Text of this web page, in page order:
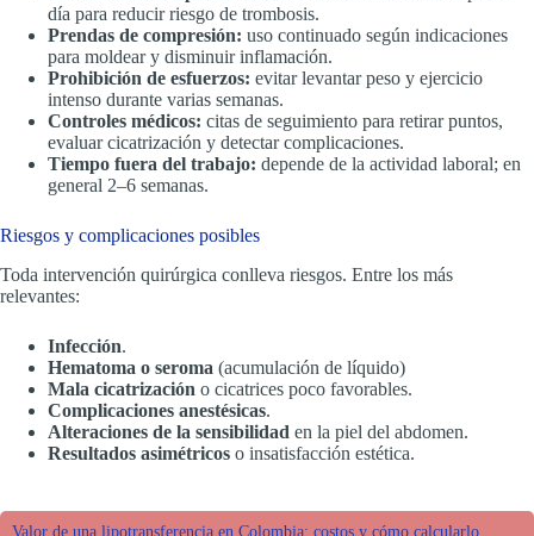
día para reducir riesgo de trombosis.
Prendas de compresión: uso continuado según indicaciones
para moldear y disminuir inflamación.
Prohibición de esfuerzos: evitar levantar peso y ejercicio
intenso durante varias semanas.
Controles médicos: citas de seguimiento para retirar puntos,
evaluar cicatrización y detectar complicaciones.
Tiempo fuera del trabajo: depende de la actividad laboral; en
general 2–6 semanas.
Riesgos y complicaciones posibles
Toda intervención quirúrgica conlleva riesgos. Entre los más
relevantes:
Infección.
Hematoma o seroma (acumulación de líquido)
Mala cicatrización o cicatrices poco favorables.
Complicaciones anestésicas.
Alteraciones de la sensibilidad en la piel del abdomen.
Resultados asimétricos o insatisfacción estética.
Valor de una lipotransferencia en Colombia: costos y cómo calcularlo